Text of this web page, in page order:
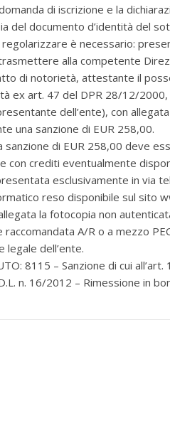
di iscrizione e la
del documento d’identità del
è necessario:
alla competente
di notorietà, attestante il
ex art. 47 del DPR 28/12/2000,
dell’ente), con
una sanzione di EUR 258,00.
sanzione di EUR 258,00 deve
con crediti eventualmente
esclusivamente in via
reso disponibile sul sito
la fotocopia non
A/R o a mezzo
legale dell’ente.
8115 – Sanzione di cui
n. 16/2012 – Rimessione in